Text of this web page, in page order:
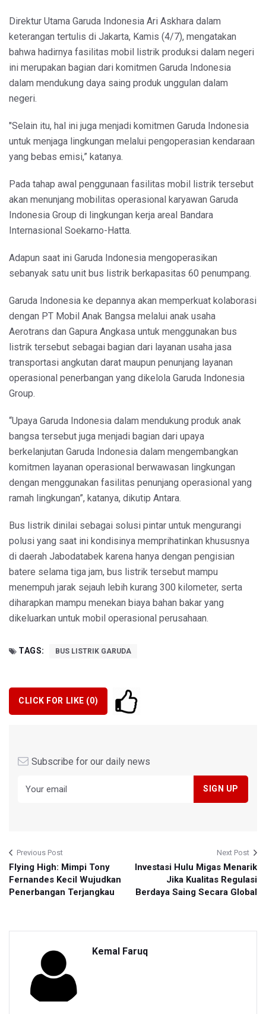
Direktur Utama Garuda Indonesia Ari Askhara dalam
keterangan tertulis di Jakarta, Kamis (4/7), mengatakan
bahwa hadirnya fasilitas mobil listrik produksi dalam negeri
ini merupakan bagian dari komitmen Garuda Indonesia
dalam mendukung daya saing produk unggulan dalam
negeri.
"Selain itu, hal ini juga menjadi komitmen Garuda Indonesia
untuk menjaga lingkungan melalui pengoperasian kendaraan
yang bebas emisi,” katanya.
Pada tahap awal penggunaan fasilitas mobil listrik tersebut
akan menunjang mobilitas operasional karyawan Garuda
Indonesia Group di lingkungan kerja areal Bandara
Internasional Soekarno-Hatta.
Adapun saat ini Garuda Indonesia mengoperasikan
sebanyak satu unit bus listrik berkapasitas 60 penumpang.
Garuda Indonesia ke depannya akan memperkuat kolaborasi
dengan PT Mobil Anak Bangsa melalui anak usaha
Aerotrans dan Gapura Angkasa untuk menggunakan bus
listrik tersebut sebagai bagian dari layanan usaha jasa
transportasi angkutan darat maupun penunjang layanan
operasional penerbangan yang dikelola Garuda Indonesia
Group.
“Upaya Garuda Indonesia dalam mendukung produk anak
bangsa tersebut juga menjadi bagian dari upaya
berkelanjutan Garuda Indonesia dalam mengembangkan
komitmen layanan operasional berwawasan lingkungan
dengan menggunakan fasilitas penunjang operasional yang
ramah lingkungan”, katanya, dikutip Antara.
Bus listrik dinilai sebagai solusi pintar untuk mengurangi
polusi yang saat ini kondisinya memprihatinkan khususnya
di daerah Jabodatabek karena hanya dengan pengisian
batere selama tiga jam, bus listrik tersebut mampu
menempuh jarak sejauh lebih kurang 300 kilometer, serta
diharapkan mampu menekan biaya bahan bakar yang
dikeluarkan untuk mobil operasional perusahaan.
TAGS: BUS LISTRIK GARUDA
CLICK FOR LIKE (0)
Subscribe for our daily news
Previous Post
Flying High: Mimpi Tony
Fernandes Kecil Wujudkan
Penerbangan Terjangkau
Next Post
Investasi Hulu Migas Menarik
Jika Kualitas Regulasi
Berdaya Saing Secara Global
Kemal Faruq